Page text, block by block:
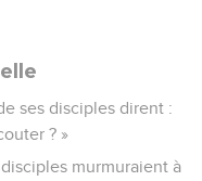
ses disciples dirent :
? »
murmuraient à